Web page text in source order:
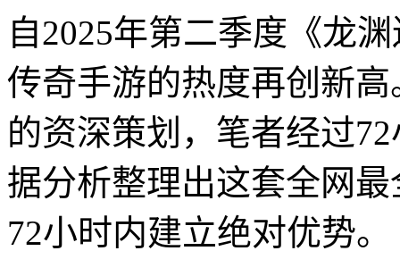
自2025年第二季度《龙
传奇手游的热度再创新
的资深策划，笔者经过
据分析整理出这套全网
72小时内建立绝对优势。